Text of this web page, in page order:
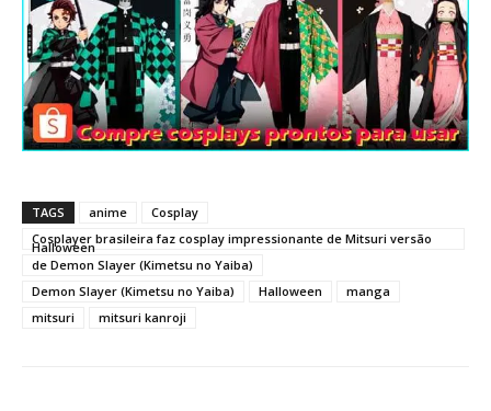
TAGS anime
Cosplay
Cosplayer brasileira faz cosplay impressionante de Mitsuri versão
Halloween
de Demon Slayer (Kimetsu no Yaiba)
Demon Slayer (Kimetsu no Yaiba)
Halloween
manga
mitsuri
mitsuri kanroji